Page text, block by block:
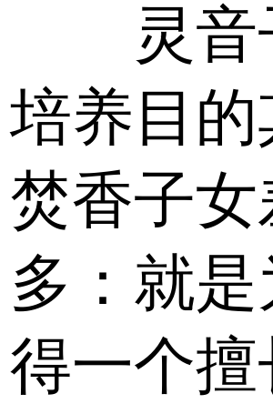
灵音
培养目
焚香子女
多：就
得一个